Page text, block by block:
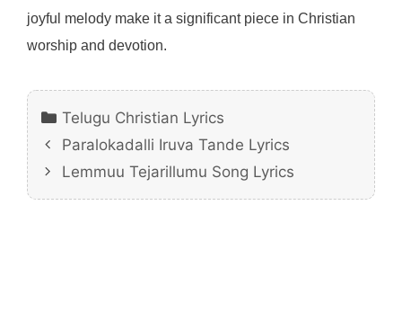
joyful melody make it a significant piece in Christian
worship and devotion.
Categories
Telugu Christian Lyrics
Paralokadalli Iruva Tande Lyrics
Lemmuu Tejarillumu Song Lyrics